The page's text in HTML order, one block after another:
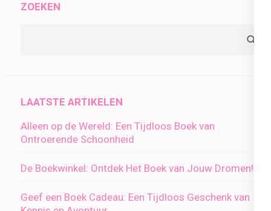
ZOEKEN
LAATSTE ARTIKELEN
Alleen op de Wereld: Een Tijdloos Boek van
Ontroerende Schoonheid
De Boekwinkel: Ontdek Het Boek van Jouw Dromen!
Geef een Boek Cadeau: Een Tijdloos Geschenk van